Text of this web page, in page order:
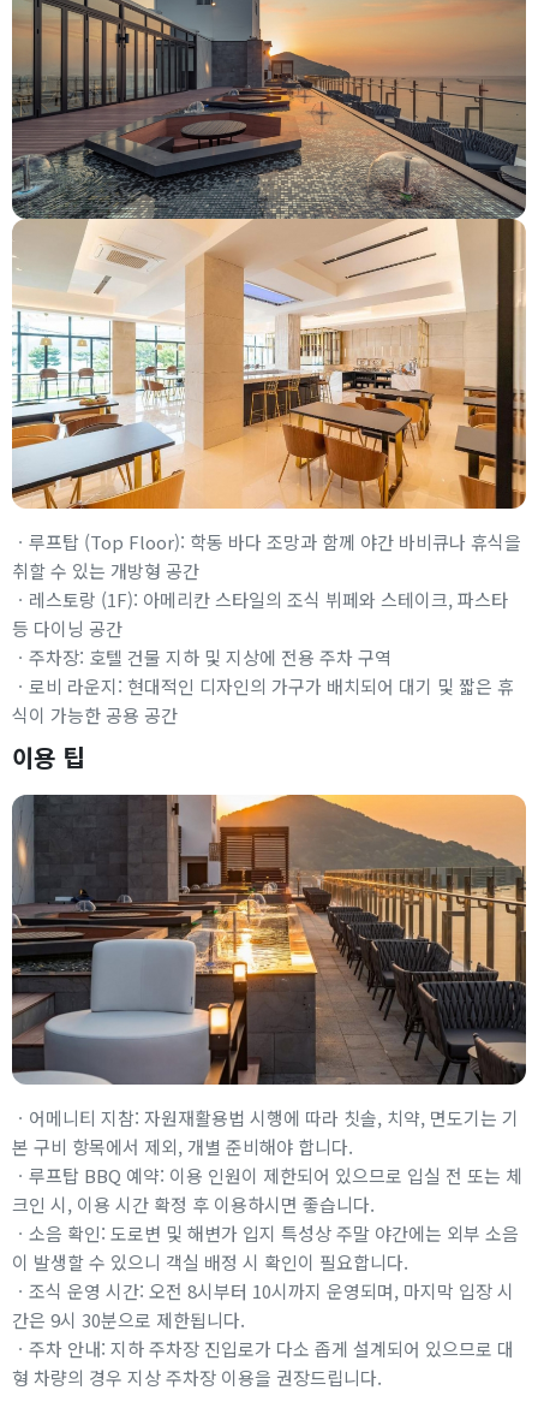
ㆍ루프탑 (Top Floor): 학동 바다 조망과 함께 야간 바비큐나 휴식을
취할 수 있는 개방형 공간
ㆍ레스토랑 (1F): 아메리칸 스타일의 조식 뷔페와 스테이크, 파스타
등 다이닝 공간
ㆍ주차장: 호텔 건물 지하 및 지상에 전용 주차 구역
ㆍ로비 라운지: 현대적인 디자인의 가구가 배치되어 대기 및 짧은 휴
식이 가능한 공용 공간
이용 팁
ㆍ어메니티 지참: 자원재활용법 시행에 따라 칫솔, 치약, 면도기는 기
본 구비 항목에서 제외, 개별 준비해야 합니다.
ㆍ루프탑 BBQ 예약: 이용 인원이 제한되어 있으므로 입실 전 또는 체
크인 시, 이용 시간 확정 후 이용하시면 좋습니다.
ㆍ소음 확인: 도로변 및 해변가 입지 특성상 주말 야간에는 외부 소음
이 발생할 수 있으니 객실 배정 시 확인이 필요합니다.
ㆍ조식 운영 시간: 오전 8시부터 10시까지 운영되며, 마지막 입장 시
간은 9시 30분으로 제한됩니다.
ㆍ주차 안내: 지하 주차장 진입로가 다소 좁게 설계되어 있으므로 대
형 차량의 경우 지상 주차장 이용을 권장드립니다.